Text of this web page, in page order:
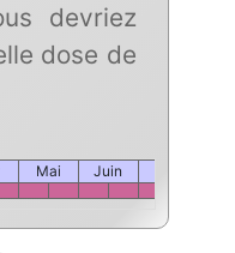
devriez
dose de
Mai Juin